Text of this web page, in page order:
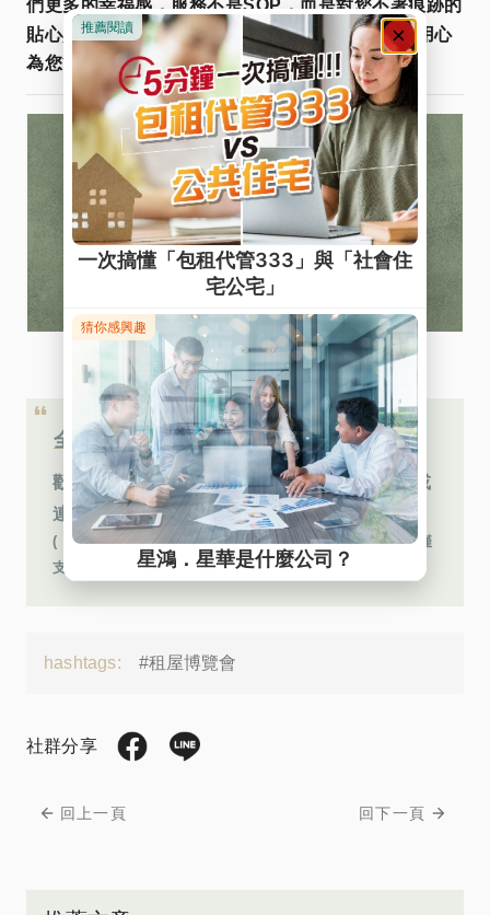
們更多的幸福感，服務不是SOP，而是對您不著痕跡的
貼心與用心。 快加入Line@ 諮詢更多資訊，星鴻用心
為您管好宅，找好宅！
全台服務據點👆
歡迎來電 0809-092-122 免費諮詢，或
連繫您的專員～期待您的來電
( ※免費客服網路電話︰若使用 Iphone 手機撥打，目前僅
支援 Safari 瀏覽器 )
hashtags: #租屋博覽會
社群分享
回上一頁 回下一頁